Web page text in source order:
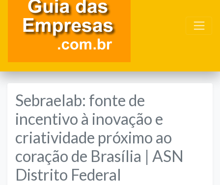
Sebraelab: fonte de
incentivo à inovação e
criatividade próximo ao
coração de Brasília | ASN
Distrito Federal